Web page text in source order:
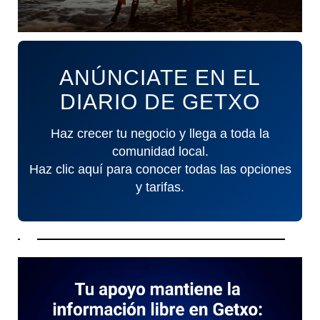
ANÚNCIATE EN EL
DIARIO DE GETXO
Haz crecer tu negocio y llega a toda la
comunidad local.
Haz clic aquí para conocer todas las opciones
y tarifas.